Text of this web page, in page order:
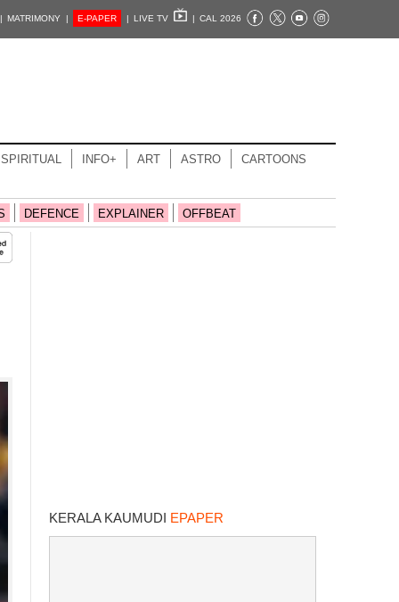
| MATRIMONY | E-PAPER | LIVE TV | CAL 2026
SPIRITUAL INFO+ ART ASTRO CARTOONS
DEFENCE EXPLAINER OFFBEAT
KERALA KAUMUDI EPAPER